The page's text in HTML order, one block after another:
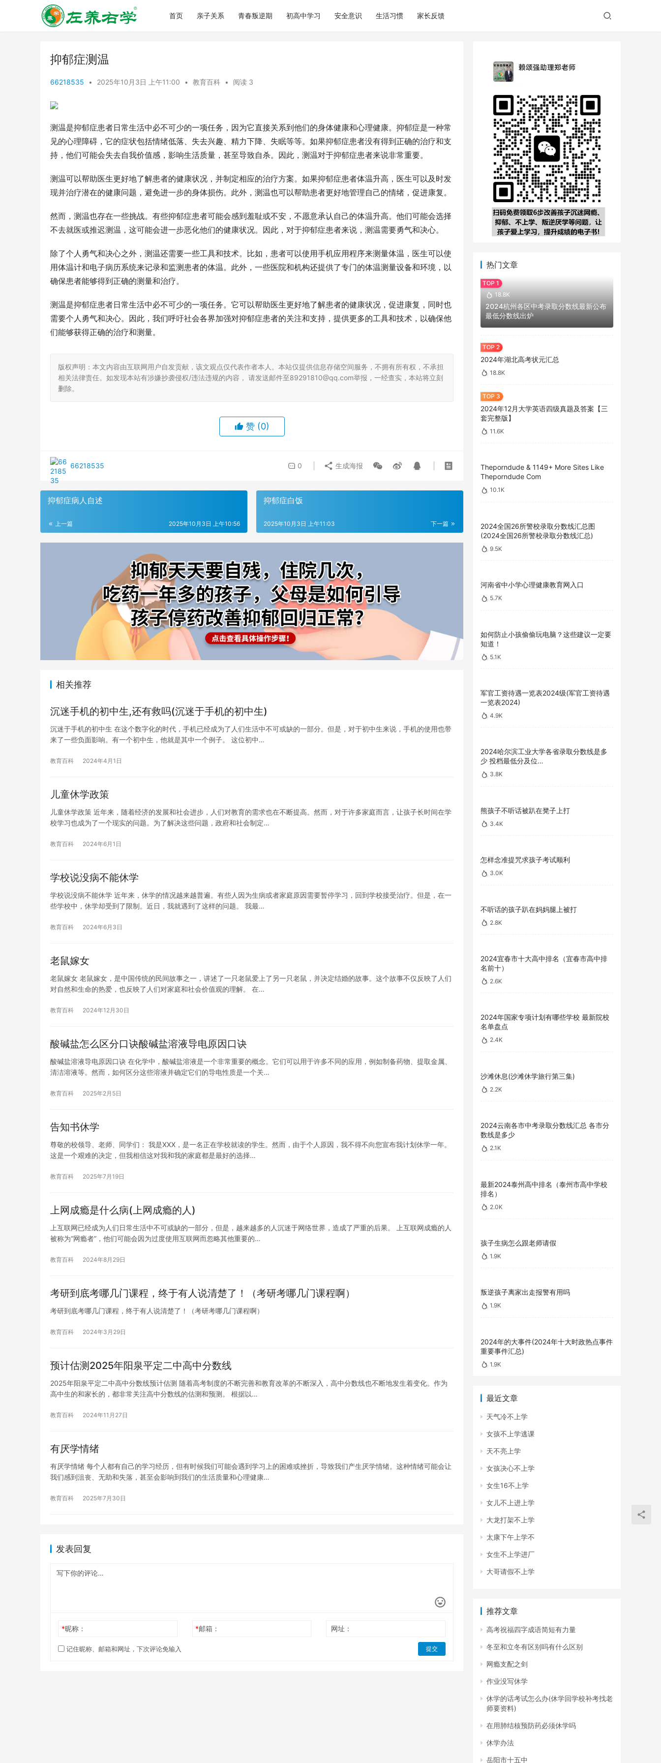
首页 亲子关系 青春叛逆期 初高中学习 安全意识 生活习惯 家长反馈
抑郁症测温
66218535 • 2025年10月3日 上午11:00 • 教育百科 • 阅读 3
测温是抑郁症患者日常生活中必不可少的一项任务，因为它直接关系到他们的身体健康和心理健康。抑郁症是一种常
见的心理障碍，它的症状包括情绪低落、失去兴趣、精力下降、失眠等等。如果抑郁症患者没有得到正确的治疗和支
持，他们可能会失去自我价值感，影响生活质量，甚至导致自杀。因此，测温对于抑郁症患者来说非常重要。
测温可以帮助医生更好地了解患者的健康状况，并制定相应的治疗方案。如果抑郁症患者体温升高，医生可以及时发
现并治疗潜在的健康问题，避免进一步的身体损伤。此外，测温也可以帮助患者更好地管理自己的情绪，促进康复。
然而，测温也存在一些挑战。有些抑郁症患者可能会感到羞耻或不安，不愿意承认自己的体温升高。他们可能会选择
不去就医或推迟测温，这可能会进一步恶化他们的健康状况。因此，对于抑郁症患者来说，测温需要勇气和决心。
除了个人勇气和决心之外，测温还需要一些工具和技术。比如，患者可以使用手机应用程序来测量体温，医生可以使
用体温计和电子病历系统来记录和监测患者的体温。此外，一些医院和机构还提供了专门的体温测量设备和环境，以
确保患者能够得到正确的测量和治疗。
测温是抑郁症患者日常生活中必不可少的一项任务。它可以帮助医生更好地了解患者的健康状况，促进康复，同时也
需要个人勇气和决心。因此，我们呼吁社会各界加强对抑郁症患者的关注和支持，提供更多的工具和技术，以确保他
们能够获得正确的治疗和测量。
版权声明：本文内容由互联网用户自发贡献，该文观点仅代表作者本人。本站仅提供信息存储空间服务，不拥有所有权，不承担
相关法律责任。如发现本站有涉嫌抄袭侵权/违法违规的内容， 请发送邮件至89291810@qq.com举报，一经查实，本站将立刻
删除。
赞 (0)
66218535 0 生成海报
抑郁症病人自述
上一篇 2025年10月3日 上午10:56
抑郁症白饭
下一篇
2025年10月3日 上午11:03
相关推荐
沉迷手机的初中生,还有救吗(沉迷于手机的初中生)
沉迷于手机的初中生 在这个数字化的时代，手机已经成为了人们生活中不可或缺的一部分。但是，对于初中生来说，手机的使用也带
来了一些负面影响。有一个初中生，他就是其中一个例子。 这位初中…
教育百科 2024年4月1日
儿童休学政策
儿童休学政策 近年来，随着经济的发展和社会进步，人们对教育的需求也在不断提高。然而，对于许多家庭而言，让孩子长时间在学
校学习也成为了一个现实的问题。为了解决这些问题，政府和社会制定…
教育百科 2024年6月1日
学校说没病不能休学
学校说没病不能休学 近年来，休学的情况越来越普遍。有些人因为生病或者家庭原因需要暂停学习，回到学校接受治疗。但是，在一
些学校中，休学却受到了限制。近日，我就遇到了这样的问题。 我最…
教育百科 2024年6月3日
老鼠嫁女
老鼠嫁女 老鼠嫁女，是中国传统的民间故事之一，讲述了一只老鼠爱上了另一只老鼠，并决定结婚的故事。这个故事不仅反映了人们
对自然和生命的热爱，也反映了人们对家庭和社会价值观的理解。 在…
教育百科 2024年12月30日
酸碱盐怎么区分口诀酸碱盐溶液导电原因口诀
酸碱盐溶液导电原因口诀 在化学中，酸碱盐溶液是一个非常重要的概念。它们可以用于许多不同的应用，例如制备药物、提取金属、
清洁溶液等。然而，如何区分这些溶液并确定它们的导电性质是一个关…
教育百科 2025年2月5日
告知书休学
尊敬的校领导、老师、同学们： 我是XXX，是一名正在学校就读的学生。然而，由于个人原因，我不得不向您宣布我计划休学一年。
这是一个艰难的决定，但我相信这对我和我的家庭都是最好的选择…
教育百科 2025年7月19日
上网成瘾是什么病(上网成瘾的人)
上互联网已经成为人们日常生活中不可或缺的一部分，但是，越来越多的人沉迷于网络世界，造成了严重的后果。 上互联网成瘾的人
被称为“网瘾者”，他们可能会因为过度使用互联网而忽略其他重要的…
教育百科 2024年8月29日
考研到底考哪几门课程，终于有人说清楚了！（考研考哪几门课程啊）
考研到底考哪几门课程，终于有人说清楚了！（考研考哪几门课程啊）
教育百科 2024年3月29日
预计估测2025年阳泉平定二中高中分数线
2025年阳泉平定二中高中分数线预计估测 随着高考制度的不断完善和教育改革的不断深入，高中分数线也不断地发生着变化。作为
高中生的和家长的，都非常关注高中分数线的估测和预测。 根据以…
教育百科 2024年11月27日
有厌学情绪
有厌学情绪 每个人都有自己的学习经历，但有时候我们可能会遇到学习上的困难或挫折，导致我们产生厌学情绪。这种情绪可能会让
我们感到沮丧、无助和失落，甚至会影响到我们的生活质量和心理健康…
教育百科 2025年7月30日
发表回复
*昵称： *邮箱： 网址：
记住昵称、邮箱和网址，下次评论免输入 提交
热门文章
18.8K
2024杭州各区中考录取分数线最新公布
最低分数线出炉
2024年湖北高考状元汇总
18.8K
2024年12月大学英语四级真题及答案【三
套完整版】
11.6K
Theporndude & 1149+ More Sites Like
Theporndude Com
10.1K
2024全国26所警校录取分数线汇总图
(2024全国26所警校录取分数线汇总)
9.5K
河南省中小学心理健康教育网入口
5.7K
如何防止小孩偷偷玩电脑？这些建议一定要
知道！
5.1K
军官工资待遇一览表2024级(军官工资待遇
一览表2024)
4.9K
2024哈尔滨工业大学各省录取分数线是多
少 投档最低分及位…
3.8K
熊孩子不听话被趴在凳子上打
3.4K
怎样念准提咒求孩子考试顺利
3.0K
不听话的孩子趴在妈妈腿上被打
2.8K
2024宜春市十大高中排名（宜春市高中排
名前十）
2.6K
2024年国家专项计划有哪些学校 最新院校
名单盘点
2.4K
沙滩休息(沙滩休学旅行第三集)
2.2K
2024云南各市中考录取分数线汇总 各市分
数线是多少
2.1K
最新2024泰州高中排名（泰州市高中学校
排名）
2.0K
孩子生病怎么跟老师请假
1.9K
叛逆孩子离家出走报警有用吗
1.9K
2024年的大事件(2024年十大时政热点事件
重要事件汇总)
1.9K
最近文章
天气冷不上学
女孩不上学逃课
天不亮上学
女孩决心不上学
女生16不上学
女儿不上进上学
大龙打架不上学
太康下午上学不
女生不上学进厂
大哥请假不上学
推荐文章
高考祝福四字成语简短有力量
冬至和立冬有区别吗有什么区别
网瘾支配之剑
作业没写休学
休学的话考试怎么办(休学回学校补考找老
师要资料)
在用肺结核预防药必须休学吗
休学办法
岳阳市十五中